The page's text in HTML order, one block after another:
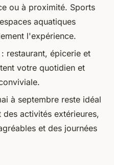
ou à proximité. Sports
aquatiques
l'expérience.
: restaurant, épicerie et
votre quotidien et
à septembre reste idéal
activités extérieures,
et des journées